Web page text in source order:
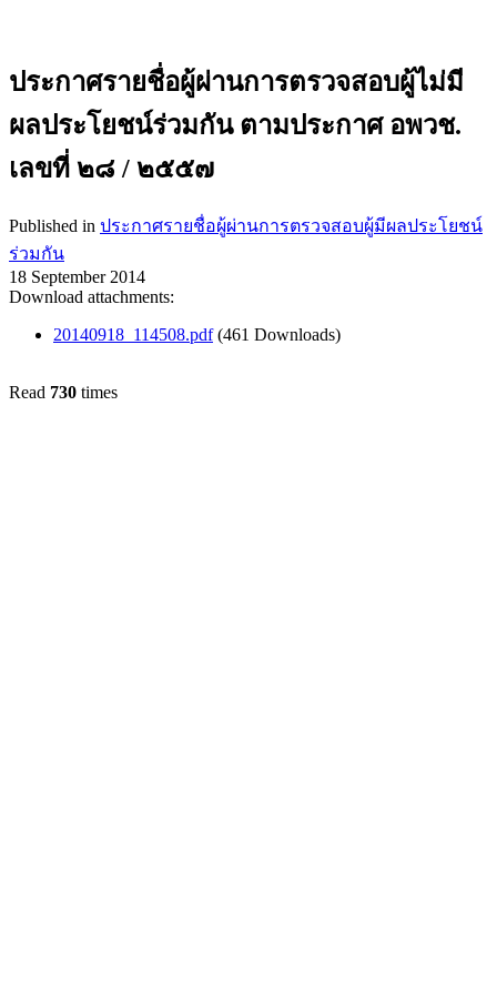
ประกาศรายชื่อผู้ผ่านการตรวจสอบผู้ไม่มี
ผลประโยชน์ร่วมกัน ตามประกาศ อพวช.
เลขที่ ๒๘ / ๒๕๕๗
Published in ประกาศรายชื่อผู้ผ่านการตรวจสอบผู้มีผลประโยชน์
ร่วมกัน
18 September 2014
Download attachments:
20140918_114508.pdf (461 Downloads)
Read 730 times